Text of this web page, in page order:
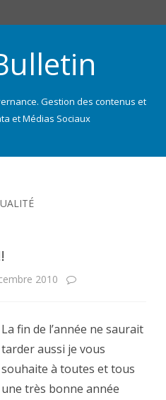
Gestion des contenus et
et Médias Sociaux
2010
La fin de l’année ne saurait
tarder aussi je vous
souhaite à toutes et tous
une très bonne année